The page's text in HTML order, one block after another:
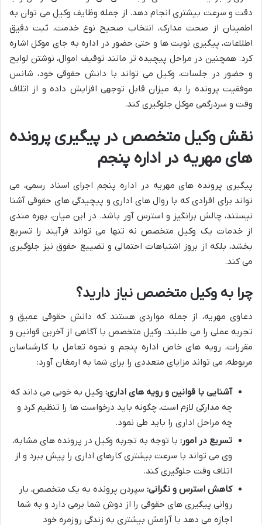
دقت و سرعت بیشتری انجام دهد. از جمله وظایف وکیل می توان به
اطمینان از صحت مدارک، انتخاب صحیح نوع خدمت، ثبت دقیق
اطلاعات، پیگیری نوبت ها و حتی حضور در اداره به جای موکل اشاره
کرد. همچنین در مراحل پیچیده تر مانند توقیف اموال، نوشتن لوایح
و حضور در جلسات، وکیل می تواند با دانش حقوقی خود، شانس
موفقیت پرونده را به میزان قابل توجهی افزایش داده و از اتلاف
وقت و سردرگمی موکل جلوگیری کند.
نقش وکیل متخصص در پیگیری پرونده
های مهریه در اداره پنجم
پیگیری پرونده های مهریه در اداره پنجم اجرای اسناد رسمی، می
تواند برای افرادی که با روال های اداری و پیچیدگی های حقوقی آشنا
نیستند، چالش برانگیز و استرس آور باشد. در این میان، بهره مندی
از خدمات یک وکیل متخصص نه تنها می تواند فرآیند را تسریع
بخشد، بلکه از بروز اشتباهات احتمالی و تضییع حقوق نیز جلوگیری
می کند.
چرا به وکیل متخصص نیاز دارید؟
دعاوی مهریه، از جمله مواردی هستند که دانش حقوقی عمیق و
تجربه عملی را می طلبند. وکیل متخصص با آگاهی از آخرین قوانین و
مقررات، رویه های خاص اداره پنجم و نحوه تعامل با کارشناسان
مربوطه، می تواند مزایای متعددی را برای شما به ارمغان آورد:
آشنایی با قوانین و رویه های اداری: وکیل به خوبی می داند که
چه مدارکی لازم است، چگونه باید درخواست ها را تنظیم کرد و
چه مراحل اداری را باید طی نمود.
تسریع در امور: با توجه به تجربه وکیل در پرونده های مشابه،
وی می تواند با سرعت بیشتری کارهای اداری را پیش ببرد و از
اتلاف وقت جلوگیری کند.
کاهش استرس و نگرانی: سپردن پرونده به یک متخصص، بار
روانی پیگیری های حقوقی را از دوش شما برمی دارد و به شما
اجازه می دهد با آرامش بیشتری به زندگی روزمره خود